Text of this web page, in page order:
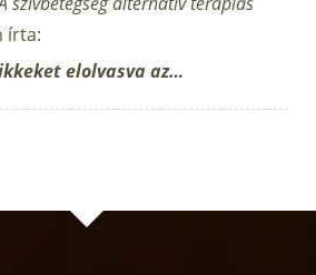
írta:
elolvasva az…